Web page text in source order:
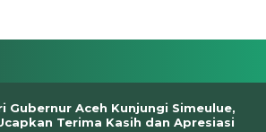
Gubernur Aceh Kunjungi Simeulue,
Terima Kasih dan Apresiasi